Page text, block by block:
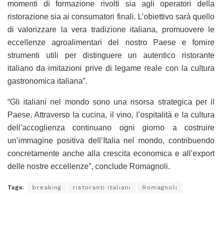
momenti di formazione rivolti sia agli operatori della
ristorazione sia ai consumatori finali. L’obiettivo sarà quello
di valorizzare la vera tradizione italiana, promuovere le
eccellenze agroalimentari del nostro Paese e fornire
strumenti utili per distinguere un autentico ristorante
italiano da imitazioni prive di legame reale con la cultura
gastronomica italiana”.
“Gli italiani nel mondo sono una risorsa strategica per il
Paese. Attraverso la cucina, il vino, l’ospitalità e la cultura
dell’accoglienza continuano ogni giorno a costruire
un’immagine positiva dell’Italia nel mondo, contribuendo
concretamente anche alla crescita economica e all’export
delle nostre eccellenze”, conclude Romagnoli.
Tags: breaking ristoranti italiani Romagnoli